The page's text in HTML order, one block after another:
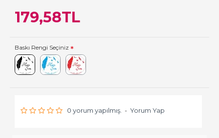
0 yorum yapılmış. - Yorum Yap
179,58TL
Baskı Rengi Seçiniz